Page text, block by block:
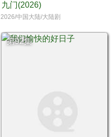
九门(2026)
2026/中国大陆/大陆剧
第92集